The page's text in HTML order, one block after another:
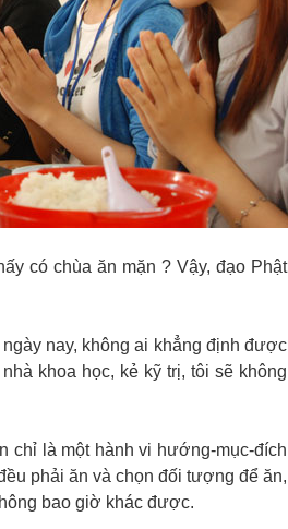
có chùa ăn mặn ? Vậy, đạo Phật
nay, không ai khẳng định được
khoa học, kẻ kỹ trị, tôi sẽ không
chỉ là một hành vi hướng-mục-đích
phải ăn và chọn đối tượng để ăn,
bao giờ khác được.